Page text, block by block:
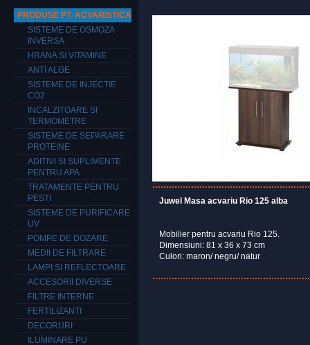
PRODUSE PT. ACVARISTICA
SISTEME DE OSMOZA
INVERSA
HRANA SI VITAMINE
ANTI ALGE
SISTEME DE INJECTIE
CO2
INCALZITOARE SI
TERMOMETRE
SISTEME DE SEPARARE
PROTEINE
ADITIVI SI SUPLIMENTE
PENTRU APA
TRATAMENTE PENTRU
PESTI
SISTEME DE PURIFICARE
UV
POMPE DE DOZARE
MEDII DE FILTRARE
LAMPI SI REFLECTOARE
ACCESORII DIVERSE
FILTRE INTERNE
FERTILIZANTI
DECORURI
ILUMINARE PU
Juwel Masa acvariu Rio 125 alba
Mobilier pentru acvariu Rio 125.
Dimensiuni: 81 x 36 x 73 cm
Culori: maron/ negru/ natur